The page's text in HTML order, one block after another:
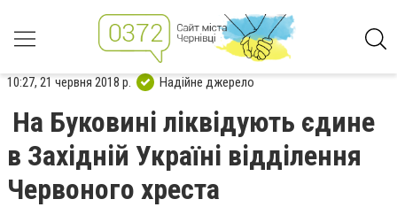
10:27, 21 червня 2018 р. Надійне джерело
На Буковині ліквідують єдине
в Західній Україні відділення
Червоного хреста